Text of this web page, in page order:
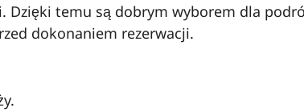
Dzięki temu są dobrym wyborem dla
dokonaniem rezerwacji.